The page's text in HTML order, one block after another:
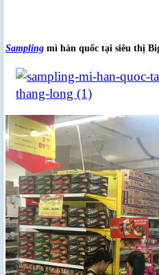
Sampling mì hàn quốc tại siêu thị